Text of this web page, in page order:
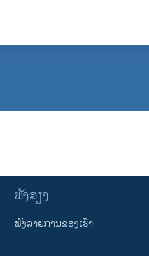
ຟັງສຽງ
ຟັງລາຍການຂອງເຮົາ